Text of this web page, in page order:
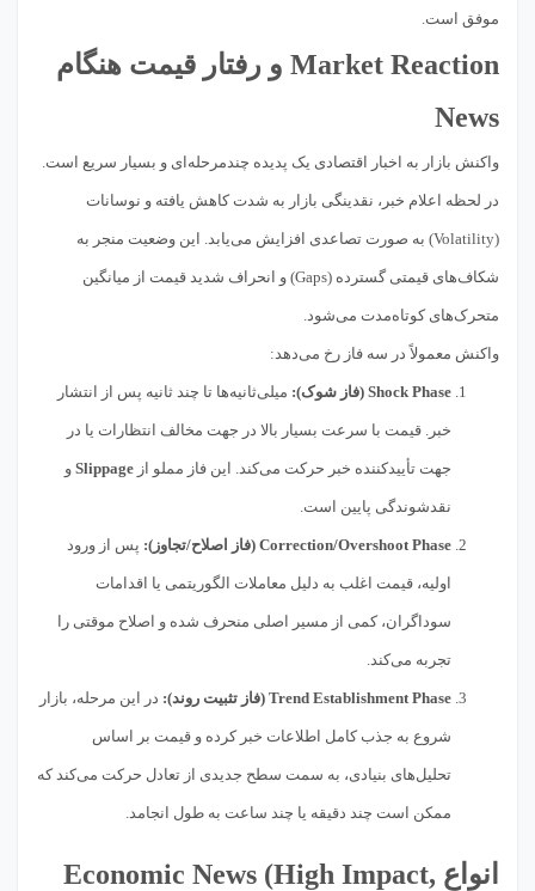
موفق است.
Market Reaction و رفتار قیمت هنگام
News
واکنش بازار به اخبار اقتصادی یک پدیده چندمرحله‌ای و بسیار سریع است.
در لحظه اعلام خبر، نقدینگی بازار به شدت کاهش یافته و نوسانات
(Volatility) به صورت تصاعدی افزایش می‌یابد. این وضعیت منجر به
شکاف‌های قیمتی گسترده (Gaps) و انحراف شدید قیمت از میانگین
متحرک‌های کوتاه‌مدت می‌شود.
واکنش معمولاً در سه فاز رخ می‌دهد:
Shock Phase (فاز شوک): میلی‌ثانیه‌ها تا چند ثانیه پس از انتشار
خبر. قیمت با سرعت بسیار بالا در جهت مخالف انتظارات یا در
جهت تأییدکننده خبر حرکت می‌کند. این فاز مملو از Slippage و
نقدشوندگی پایین است.
Correction/Overshoot Phase (فاز اصلاح/تجاوز): پس از ورود
اولیه، قیمت اغلب به دلیل معاملات الگوریتمی یا اقدامات
سوداگران، کمی از مسیر اصلی منحرف شده و اصلاح موقتی را
تجربه می‌کند.
Trend Establishment Phase (فاز تثبیت روند): در این مرحله، بازار
شروع به جذب کامل اطلاعات خبر کرده و قیمت بر اساس
تحلیل‌های بنیادی، به سمت سطح جدیدی از تعادل حرکت می‌کند که
ممکن است چند دقیقه یا چند ساعت به طول انجامد.
انواع Economic News (High Impact,